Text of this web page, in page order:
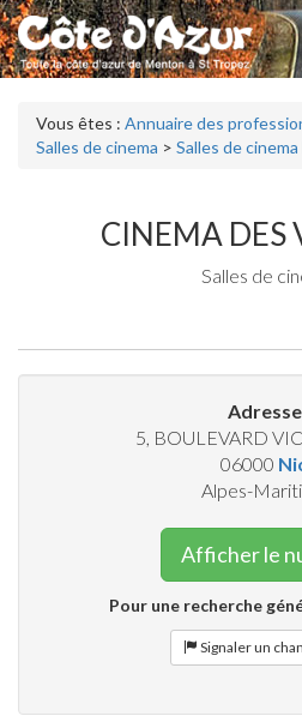
Vous êtes : Annuaire des
Salles de cinema > Salles de
CINEMA DES
Salles de
5, BOULEVARD
06000
Alpes-
Afficher le
Pour une recherche
Signaler un